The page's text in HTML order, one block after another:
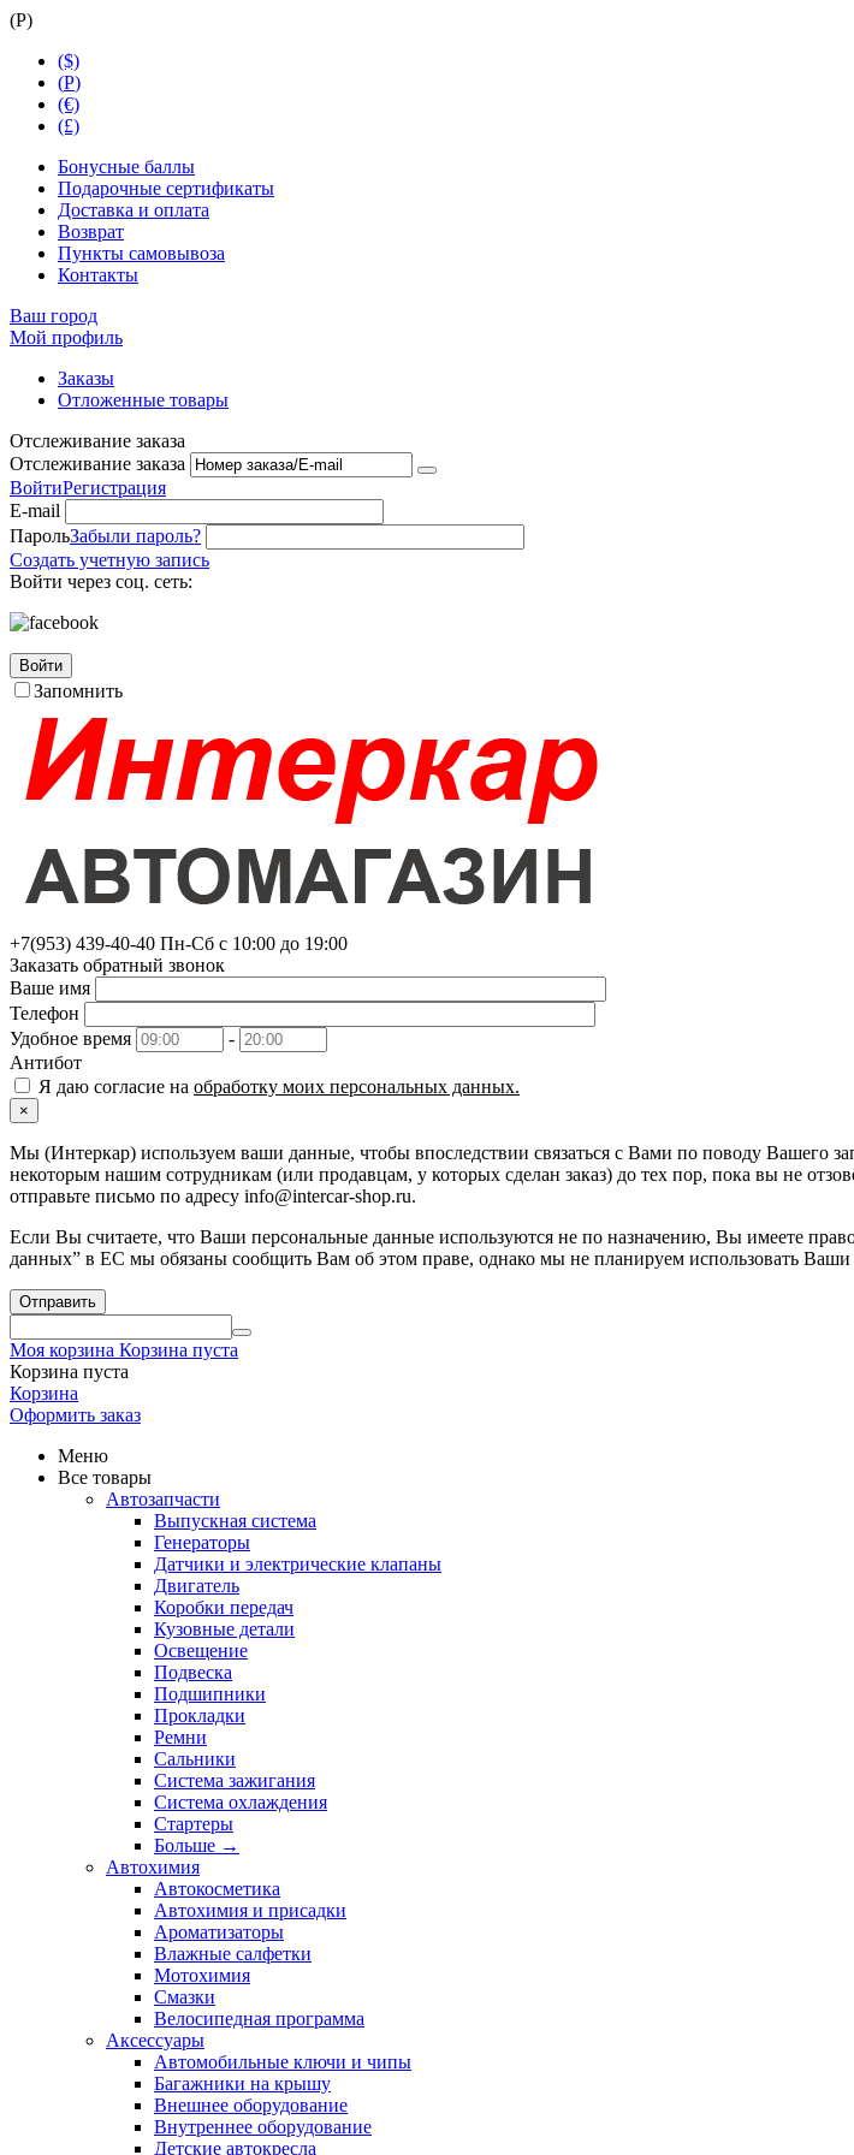
(Р)
($)
(Р)
(€)
(£)
Бонусные баллы
Подарочные сертификаты
Доставка и оплата
Возврат
Пункты самовывоза
Контакты
Ваш город
Мой профиль
Заказы
Отложенные товары
Отслеживание заказа
Отслеживание заказа
ВойтиРегистрация
E-mail
ПарольЗабыли пароль?
Создать учетную запись
Войти через соц. сеть:
Войти
Запомнить
+7(953) 439-40-40 Пн-Сб с 10:00 до 19:00
Заказать обратный звонок
Ваше имя
Телефон
Удобное время
-
Антибот
Я даю согласие на обработку моих персональных данных.
×
Мы (Интеркар) используем ваши данные, чтобы впоследствии связаться с Вами по поводу Вашего
некоторым нашим сотрудникам (или продавцам, у которых сделан заказ) до тех пор, пока вы не
отправьте письмо по адресу info@intercar-shop.ru.
Если Вы считаете, что Ваши персональные данные используются не по назначению, Вы имеете
данных” в ЕС мы обязаны сообщить Вам об этом праве, однако мы не планируем использовать
Отправить
Моя корзина Корзина пуста
Корзина пуста
Корзина
Оформить заказ
Меню
Все товары
Автозапчасти
Выпускная система
Генераторы
Датчики и электрические клапаны
Двигатель
Коробки передач
Кузовные детали
Освещение
Подвеска
Подшипники
Прокладки
Ремни
Сальники
Система зажигания
Система охлаждения
Стартеры
Больше →
Автохимия
Автокосметика
Автохимия и присадки
Ароматизаторы
Влажные салфетки
Мотохимия
Смазки
Велосипедная программа
Аксессуары
Автомобильные ключи и чипы
Багажники на крышу
Внешнее оборудование
Внутреннее оборудование
Детские автокресла